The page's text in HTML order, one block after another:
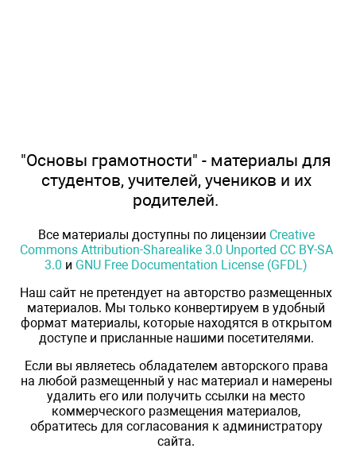
"Основы грамотности" - материалы для
студентов, учителей, учеников и их
родителей.
Все материалы доступны по лицензии Creative
Commons Attribution-Sharealike 3.0 Unported CC BY-SA
3.0 и GNU Free Documentation License (GFDL)
Наш сайт не претендует на авторство размещенных
материалов. Мы только конвертируем в удобный
формат материалы, которые находятся в открытом
доступе и присланные нашими посетителями.
Если вы являетесь обладателем авторского права
на любой размещенный у нас материал и намерены
удалить его или получить ссылки на место
коммерческого размещения материалов,
обратитесь для согласования к администратору
сайта.